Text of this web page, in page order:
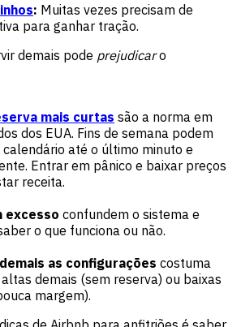
: Muitas vezes precisam de
para ganhar tração.
demais pode prejudicaro
mais curtas são a norma em
dos EUA. Fins de semana podem
calendário até o último minuto e
Entrar em pânico e baixar preços
receita.
excesso confundem o sistema e
o que funciona ou não.
as configurações costuma
demais (sem reserva) ou baixas
margem).